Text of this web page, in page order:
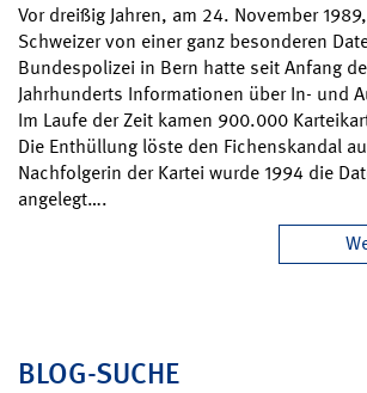
Vor dreißig Jahren, am 24. November
Schweizer von einer ganz besonderen
Bundespolizei in Bern hatte seit Anfang
Jahrhunderts Informationen über In- und
Im Laufe der Zeit kamen 900.000
Die Enthüllung löste den Fichenskandal
Nachfolgerin der Kartei wurde 1994 die
angelegt….
BLOG-SUCHE